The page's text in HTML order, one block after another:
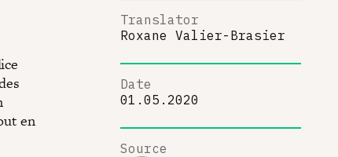
en
Translator
Roxane Valier-Brasier
Date
01.05.2020
Source